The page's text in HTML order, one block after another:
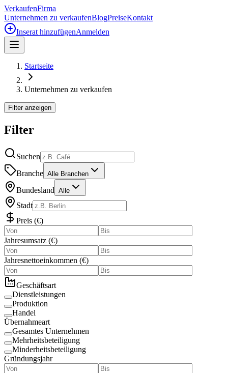
VerkaufenFirma
Unternehmen zu verkaufenBlogPreiseKontakt
Inserat hinzufügenAnmelden
Startseite
Unternehmen zu verkaufen
Filter anzeigen
Filter
Suchen
Branche Alle Branchen
Bundesland Alle
Stadt
Preis (€)
Jahresumsatz (€)
Jahresnettoeinkommen (€)
Geschäftsart
Dienstleistungen
Produktion
Handel
Übernahmeart
Gesamtes Unternehmen
Mehrheitsbeteiligung
Minderheitsbeteiligung
Gründungsjahr